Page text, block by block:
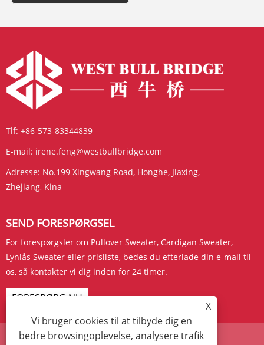
Tlf: +86-573-83344839
E-mail: irene.feng@westbullbridge.com
Adresse: No.199 Xingwang Road, Honghe, Jiaxing,
Zhejiang, Kina
SEND FORESPØRGSEL
For forespørgsler om Pullover Sweater, Cardigan Sweater,
Lynlås Sweater eller prisliste, bedes du efterlade din e-mail til
os, så kontakter vi dig inden for 24 timer.
FORESPØRG NU
X
Vi bruger cookies til at tilbyde dig en
bedre browsingoplevelse, analysere trafik